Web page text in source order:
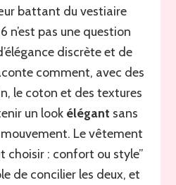
battant du vestiaire
n’est pas une question
discrète et de
comment, avec des
le coton et des textures
un look élégant sans
Le vêtement
choisir : confort ou style”
de concilier les deux, et